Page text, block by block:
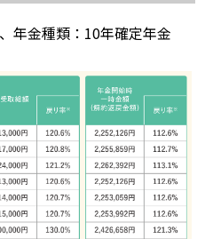
年金種類：10年確定年金